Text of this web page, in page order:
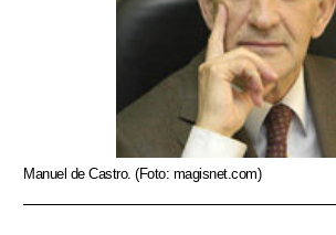
Manuel de Castro. (Foto: magisnet.com)